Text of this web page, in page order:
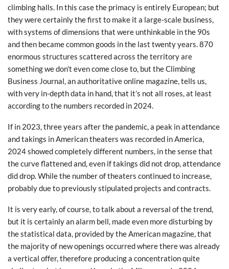
climbing halls. In this case the primacy is entirely European; but
they were certainly the first to make it a large-scale business,
with systems of dimensions that were unthinkable in the 90s
and then became common goods in the last twenty years. 870
enormous structures scattered across the territory are
something we don’t even come close to, but the Climbing
Business Journal, an authoritative online magazine, tells us,
with very in-depth data in hand, that it’s not all roses, at least
according to the numbers recorded in 2024.
If in 2023, three years after the pandemic, a peak in attendance
and takings in American theaters was recorded in America,
2024 showed completely different numbers, in the sense that
the curve flattened and, even if takings did not drop, attendance
did drop. While the number of theaters continued to increase,
probably due to previously stipulated projects and contracts.
It is very early, of course, to talk about a reversal of the trend,
but it is certainly an alarm bell, made even more disturbing by
the statistical data, provided by the American magazine, that
the majority of new openings occurred where there was already
a vertical offer, therefore producing a concentration quite